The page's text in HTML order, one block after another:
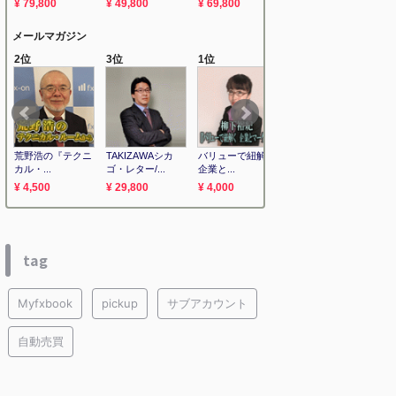
tag
Myfxbook pickup サブアカウント
自動売買